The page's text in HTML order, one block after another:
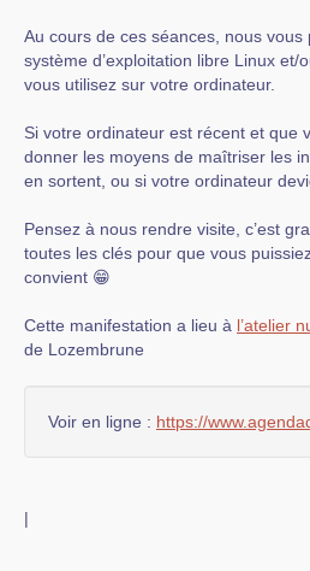
Au cours de ces séances, nous vous
système d’exploitation libre Linux et/
vous utilisez sur votre ordinateur.
Si votre ordinateur est récent et que
donner les moyens de maîtriser les
en sortent, ou si votre ordinateur
Pensez à nous rendre visite, c’est
toutes les clés pour que vous
convient 😁
Cette manifestation a lieu à l’atelier
de Lozembrune
Voir en ligne : https://
|